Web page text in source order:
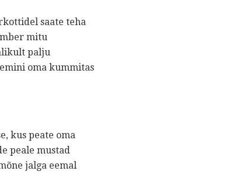
saate teha
mitu
palju
oma kummitas
kus peate oma
peale mustad
jalga eemal